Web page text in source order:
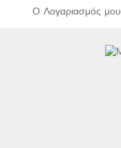
Ο Λογαριασμός μου